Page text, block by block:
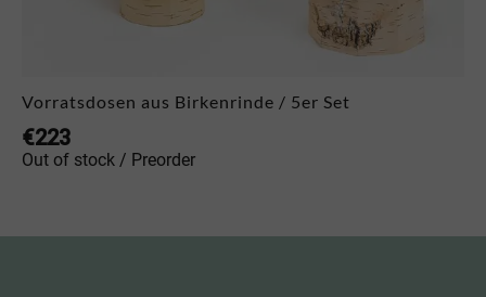
Vorratsdosen aus Birkenrinde / 5er Set
€223
Out of stock / Preorder